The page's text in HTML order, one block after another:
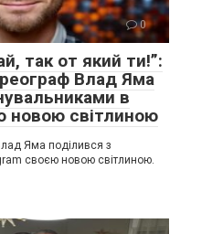
0
так от який ти!”:
Влад Яма
в
новою світлиною
Яма поділився з
своєю новою світлиною.